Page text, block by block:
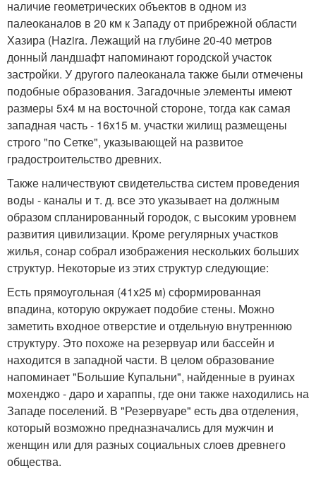
наличие геометрических объектов в одном из
палеоканалов в 20 км к Западу от прибрежной области
Хазира (Hazira. Лежащий на глубине 20-40 метров
донный ландшафт напоминают городской участок
застройки. У другого палеоканала также были отмечены
подобные образования. Загадочные элементы имеют
размеры 5x4 м на восточной стороне, тогда как самая
западная часть - 16x15 м. участки жилищ размещены
строго "по Сетке", указывающей на развитое
градостроительство древних.
Также наличествуют свидетельства систем проведения
воды - каналы и т. д. все это указывает на должным
образом спланированный городок, с высоким уровнем
развития цивилизации. Кроме регулярных участков
жилья, сонар собрал изображения нескольких больших
структур. Некоторые из этих структур следующие:
Есть прямоугольная (41x25 м) сформированная
впадина, которую окружает подобие стены. Можно
заметить входное отверстие и отдельную внутреннюю
структуру. Это похоже на резервуар или бассейн и
находится в западной части. В целом образование
напоминает "Большие Купальни", найденные в руинах
мохенджо - даро и хараппы, где они также находились на
Западе поселений. В "Резервуаре" есть два отделения,
который возможно предназначались для мужчин и
женщин или для разных социальных слоев древнего
общества.